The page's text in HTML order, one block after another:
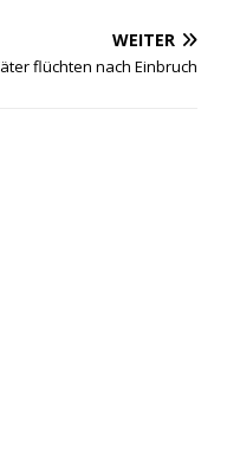
WEITER
flüchten nach Einbruch